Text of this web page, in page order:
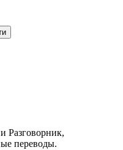
Разговорник,
переводы.